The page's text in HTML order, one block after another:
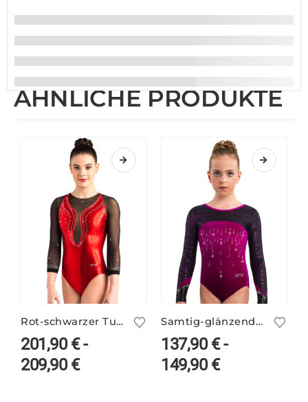
ÄHNLICHE PRODUKTE
Rot-schwarzer Turnanzug MALLORY/3 mit Netzärmeln
201,90€-
209,90€
Samtig-glänzender lila Turnanzug ELINA/5
137,90€-
149,90€